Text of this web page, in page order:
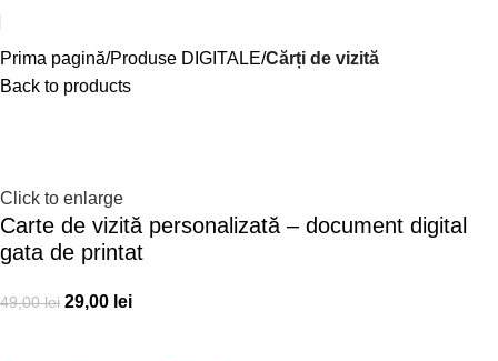
Prima pagină Produse DIGITALE Cărți de vizită
Back to products
Click to enlarge
Carte de vizită personalizată – document digital
gata de printat
49,00lei 29,00 lei